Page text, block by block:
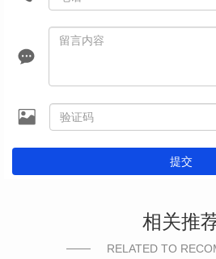
提交
相关推
RELATED TO